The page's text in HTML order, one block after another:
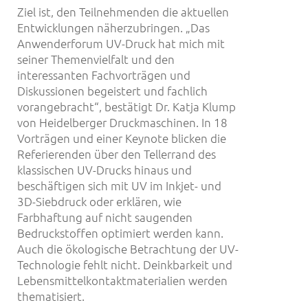
Ziel ist, den Teilnehmenden die aktuellen
Entwicklungen näherzubringen. „Das
Anwenderforum UV-Druck hat mich mit
seiner Themenvielfalt und den
interessanten Fachvorträgen und
Diskussionen begeistert und fachlich
vorangebracht“, bestätigt Dr. Katja Klump
von Heidelberger Druckmaschinen. In 18
Vorträgen und einer Keynote blicken die
Referierenden über den Tellerrand des
klassischen UV-Drucks hinaus und
beschäftigen sich mit UV im Inkjet- und
3D-Siebdruck oder erklären, wie
Farbhaftung auf nicht saugenden
Bedruckstoffen optimiert werden kann.
Auch die ökologische Betrachtung der UV-
Technologie fehlt nicht. Deinkbarkeit und
Lebensmittelkontaktmaterialien werden
thematisiert.